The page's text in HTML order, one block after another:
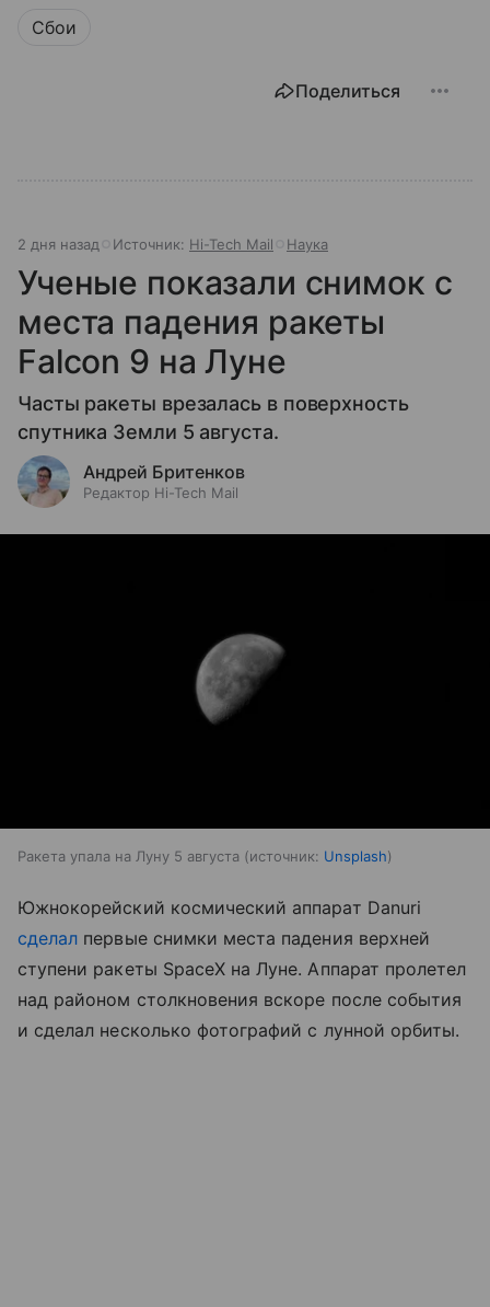
Сбои
Поделиться
2 дня назад Источник: Hi-Tech Mail Наука
Ученые показали снимок с
места падения ракеты
Falcon 9 на Луне
Часты ракеты врезалась в поверхность
спутника Земли 5 августа.
Андрей Бритенков
Редактор Hi-Tech Mail
Ракета упала на Луну 5 августа источник: Unsplash
Южнокорейский космический аппарат Danuri
сделал первые снимки места падения верхней
ступени ракеты SpaceX на Луне. Аппарат пролетел
над районом столкновения вскоре после события
и сделал несколько фотографий с лунной орбиты.